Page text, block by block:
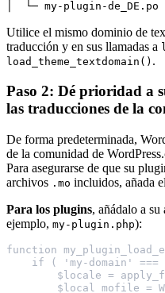
Utilice el mismo dominio de
traducción y en sus llamadas a
load_theme_textdomain() .
Paso 2: Dé prioridad a
las traducciones de la
De forma predeterminada,
de la comunidad de
Para asegurarse de que su
archivos .mo incluidos, añada
Para los plugins, añádalo a
ejemplo, my-plugin.php):
function
if ( 'my-domain' ===
$locale =
$local_mofile =